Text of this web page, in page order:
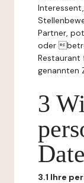
Partner,
oder
genannten
3
3.1 Ihre